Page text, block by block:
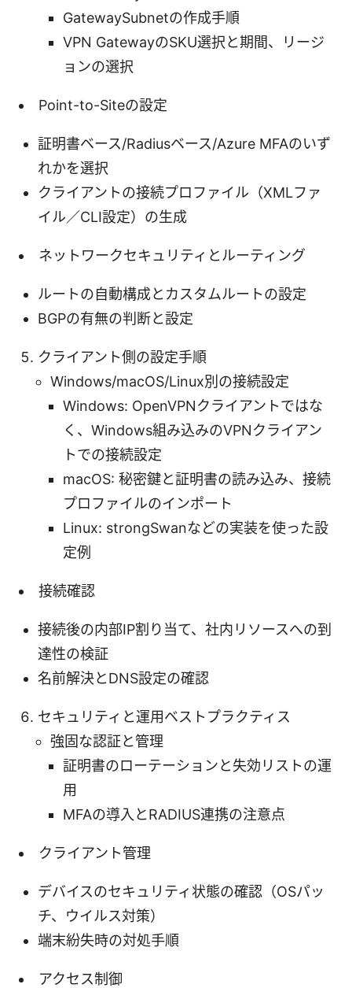
GatewaySubnetの作成手順
VPN GatewayのSKU選択と期間、リージ
ョンの選択
Point-to-Siteの設定
証明書ベース/Radiusベース/Azure MFAのいず
れかを選択
クライアントの接続プロファイル（XMLファ
イル／CLI設定）の生成
ネットワークセキュリティとルーティング
ルートの自動構成とカスタムルートの設定
BGPの有無の判断と設定
クライアント側の設定手順
Windows/macOS/Linux別の接続設定
Windows: OpenVPNクライアントではな
く、Windows組み込みのVPNクライアン
トでの接続設定
macOS: 秘密鍵と証明書の読み込み、接続
プロファイルのインポート
Linux: strongSwanなどの実装を使った設
定例
接続確認
接続後の内部IP割り当て、社内リソースへの到
達性の検証
名前解決とDNS設定の確認
セキュリティと運用ベストプラクティス
強固な認証と管理
証明書のローテーションと失効リストの運
用
MFAの導入とRADIUS連携の注意点
クライアント管理
デバイスのセキュリティ状態の確認（OSパッ
チ、ウイルス対策）
端末紛失時の対処手順
アクセス制御